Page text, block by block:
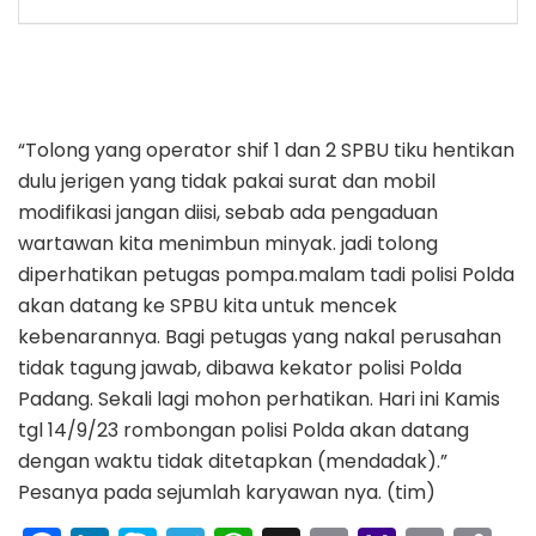
“Tolong yang operator shif 1 dan 2 SPBU tiku hentikan
dulu jerigen yang tidak pakai surat dan mobil
modifikasi jangan diisi, sebab ada pengaduan
wartawan kita menimbun minyak. jadi tolong
diperhatikan petugas pompa.malam tadi polisi Polda
akan datang ke SPBU kita untuk mencek
kebenarannya. Bagi petugas yang nakal perusahan
tidak tagung jawab, dibawa kekator polisi Polda
Padang. Sekali lagi mohon perhatikan. Hari ini Kamis
tgl 14/9/23 rombongan polisi Polda akan datang
dengan waktu tidak ditetapkan (mendadak).”
Pesanya pada sejumlah karyawan nya. (tim)